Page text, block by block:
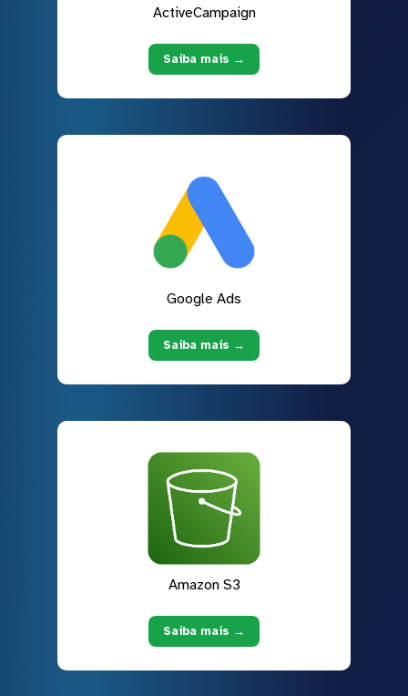
ActiveCampaign
Saiba mais →
Google Ads
Saiba mais →
Amazon S3
Saiba mais →